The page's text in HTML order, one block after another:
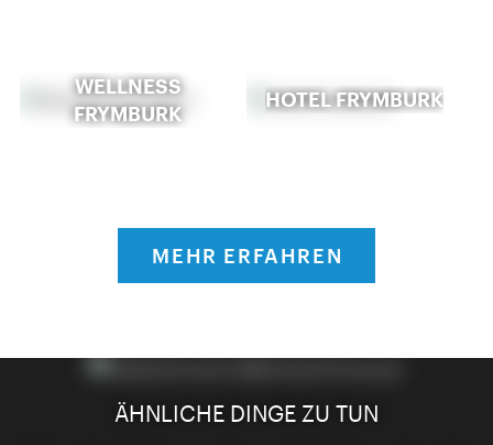
WELLNESS
FRYMBURK
HOTEL FRYMBURK
MEHR ERFAHREN
ÄHNLICHE DINGE ZU TUN